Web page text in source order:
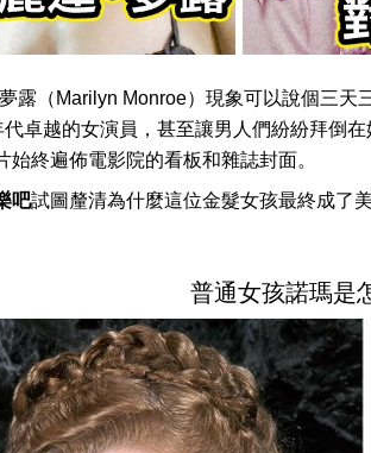
露（Marilyn Monroe）現象可以說個三
代卓越的女演員，甚至讓男人們紛紛拜倒
始終遍佈電影院的看板和雜誌封面。
吧試圖釐清為什麼這位金髮女孩最終成了
普通女孩諾瑪是